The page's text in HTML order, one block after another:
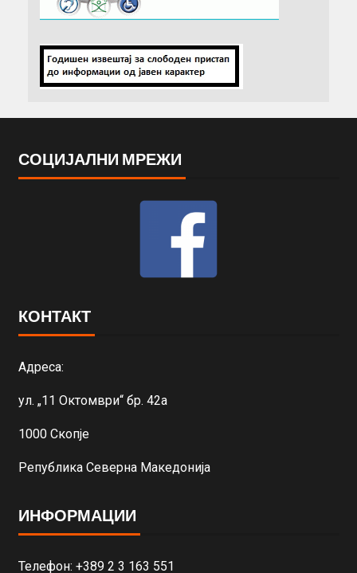
СОЦИЈАЛНИ МРЕЖИ
КОНТАКТ
Адреса:
ул. „11 Октомври“ бр. 42а
1000 Скопје
Република Северна Македонија
ИНФОРМАЦИИ
Телефон: +389 2 3 163 551